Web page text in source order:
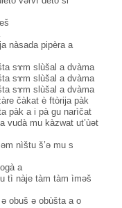
nàsada pipèra a
sɤm slùšal a dvàma
sɤm slùšal a dvàma
sɤm slùšal a dvàma
čàkat è ftòrija pàk
pàk a i pà gu narìčat
vudà mu kàzwat ut’ùət
nìštu š’ə mu s
a
tì nàje tàm tàm ìməš
obuš ə obùšta a o